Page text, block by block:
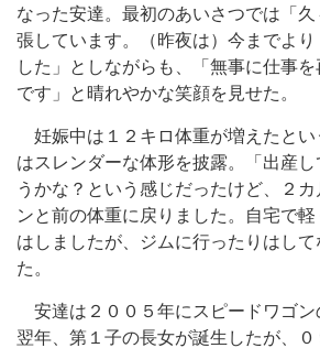
なった安達。最初のあいさつでは「
張しています。（昨夜は）今までよ
した」としながらも、「無事に仕事
です」と晴れやかな笑顔を見せた。
妊娠中は１２キロ体重が増えたとい
はスレンダーな体形を披露。「出産
うかな？という感じだったけど、２
ンと前の体重に戻りました。自宅で
はしましたが、ジムに行ったりはし
た。
安達は２００５年にスピードワゴン
翌年、第１子の長女が誕生したが、